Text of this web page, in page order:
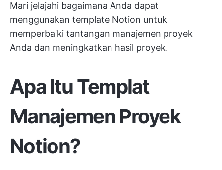
Mari jelajahi bagaimana Anda dapat
menggunakan template Notion untuk
memperbaiki tantangan manajemen proyek
Anda dan meningkatkan hasil proyek.
Apa Itu Templat
Manajemen Proyek
Notion?